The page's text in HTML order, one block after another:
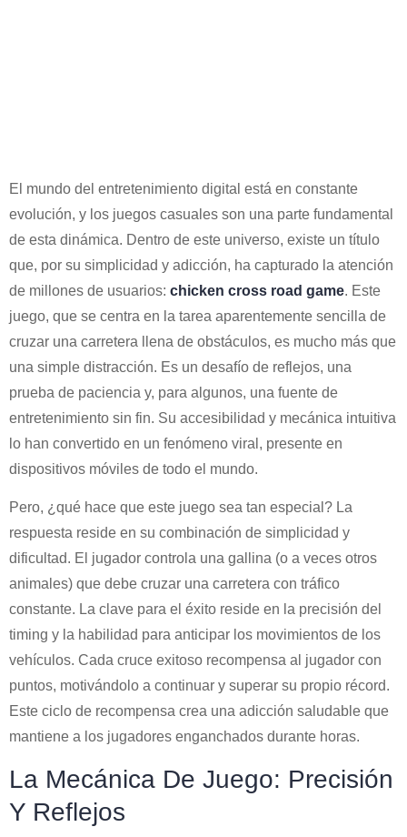
El mundo del entretenimiento digital está en constante
evolución, y los juegos casuales son una parte fundamental
de esta dinámica. Dentro de este universo, existe un título
que, por su simplicidad y adicción, ha capturado la atención
de millones de usuarios: chicken cross road game. Este
juego, que se centra en la tarea aparentemente sencilla de
cruzar una carretera llena de obstáculos, es mucho más que
una simple distracción. Es un desafío de reflejos, una
prueba de paciencia y, para algunos, una fuente de
entretenimiento sin fin. Su accesibilidad y mecánica intuitiva
lo han convertido en un fenómeno viral, presente en
dispositivos móviles de todo el mundo.
Pero, ¿qué hace que este juego sea tan especial? La
respuesta reside en su combinación de simplicidad y
dificultad. El jugador controla una gallina (o a veces otros
animales) que debe cruzar una carretera con tráfico
constante. La clave para el éxito reside en la precisión del
timing y la habilidad para anticipar los movimientos de los
vehículos. Cada cruce exitoso recompensa al jugador con
puntos, motivándolo a continuar y superar su propio récord.
Este ciclo de recompensa crea una adicción saludable que
mantiene a los jugadores enganchados durante horas.
La Mecánica De Juego: Precisión
Y Reflejos